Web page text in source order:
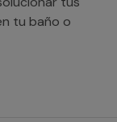
tu baño o